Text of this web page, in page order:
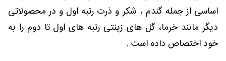
اساسی از جمله گندم ، شکر و ذرت رتبه اول و در محصولاتی
دیگر مانند خرما، گل های زینتی رتبه های اول تا دوم را به
خود اختصاص داده است .